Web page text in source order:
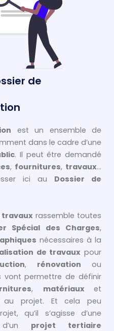
de
est un ensemble de
dans le cadre d’une
. Il peut être demandé
, fournitures, travaux…
ici au Dossier de
travaux rassemble toutes
Spécial des Charges,
nécessaires à la
de travaux pour
, rénovationou
vont permettre de définir
, matériauxet
au projet. Et cela peu
qu’il s’agisse d’une
projet tertiaire